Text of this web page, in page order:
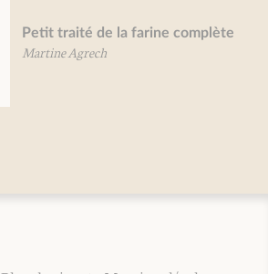
Petit traité de la farine complète
Martine Agrech